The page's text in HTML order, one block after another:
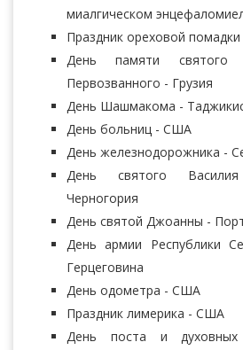
миалгическом
Праздник ореховой
День памяти святого
Первозванного - Грузия
День Шашмакома -
День больниц - США
День железнодорожника -
День святого
Черногория
День святой Джоанны -
День армии Республики
Герцеговина
День одометра - США
Праздник лимерика - США
День поста и духовных